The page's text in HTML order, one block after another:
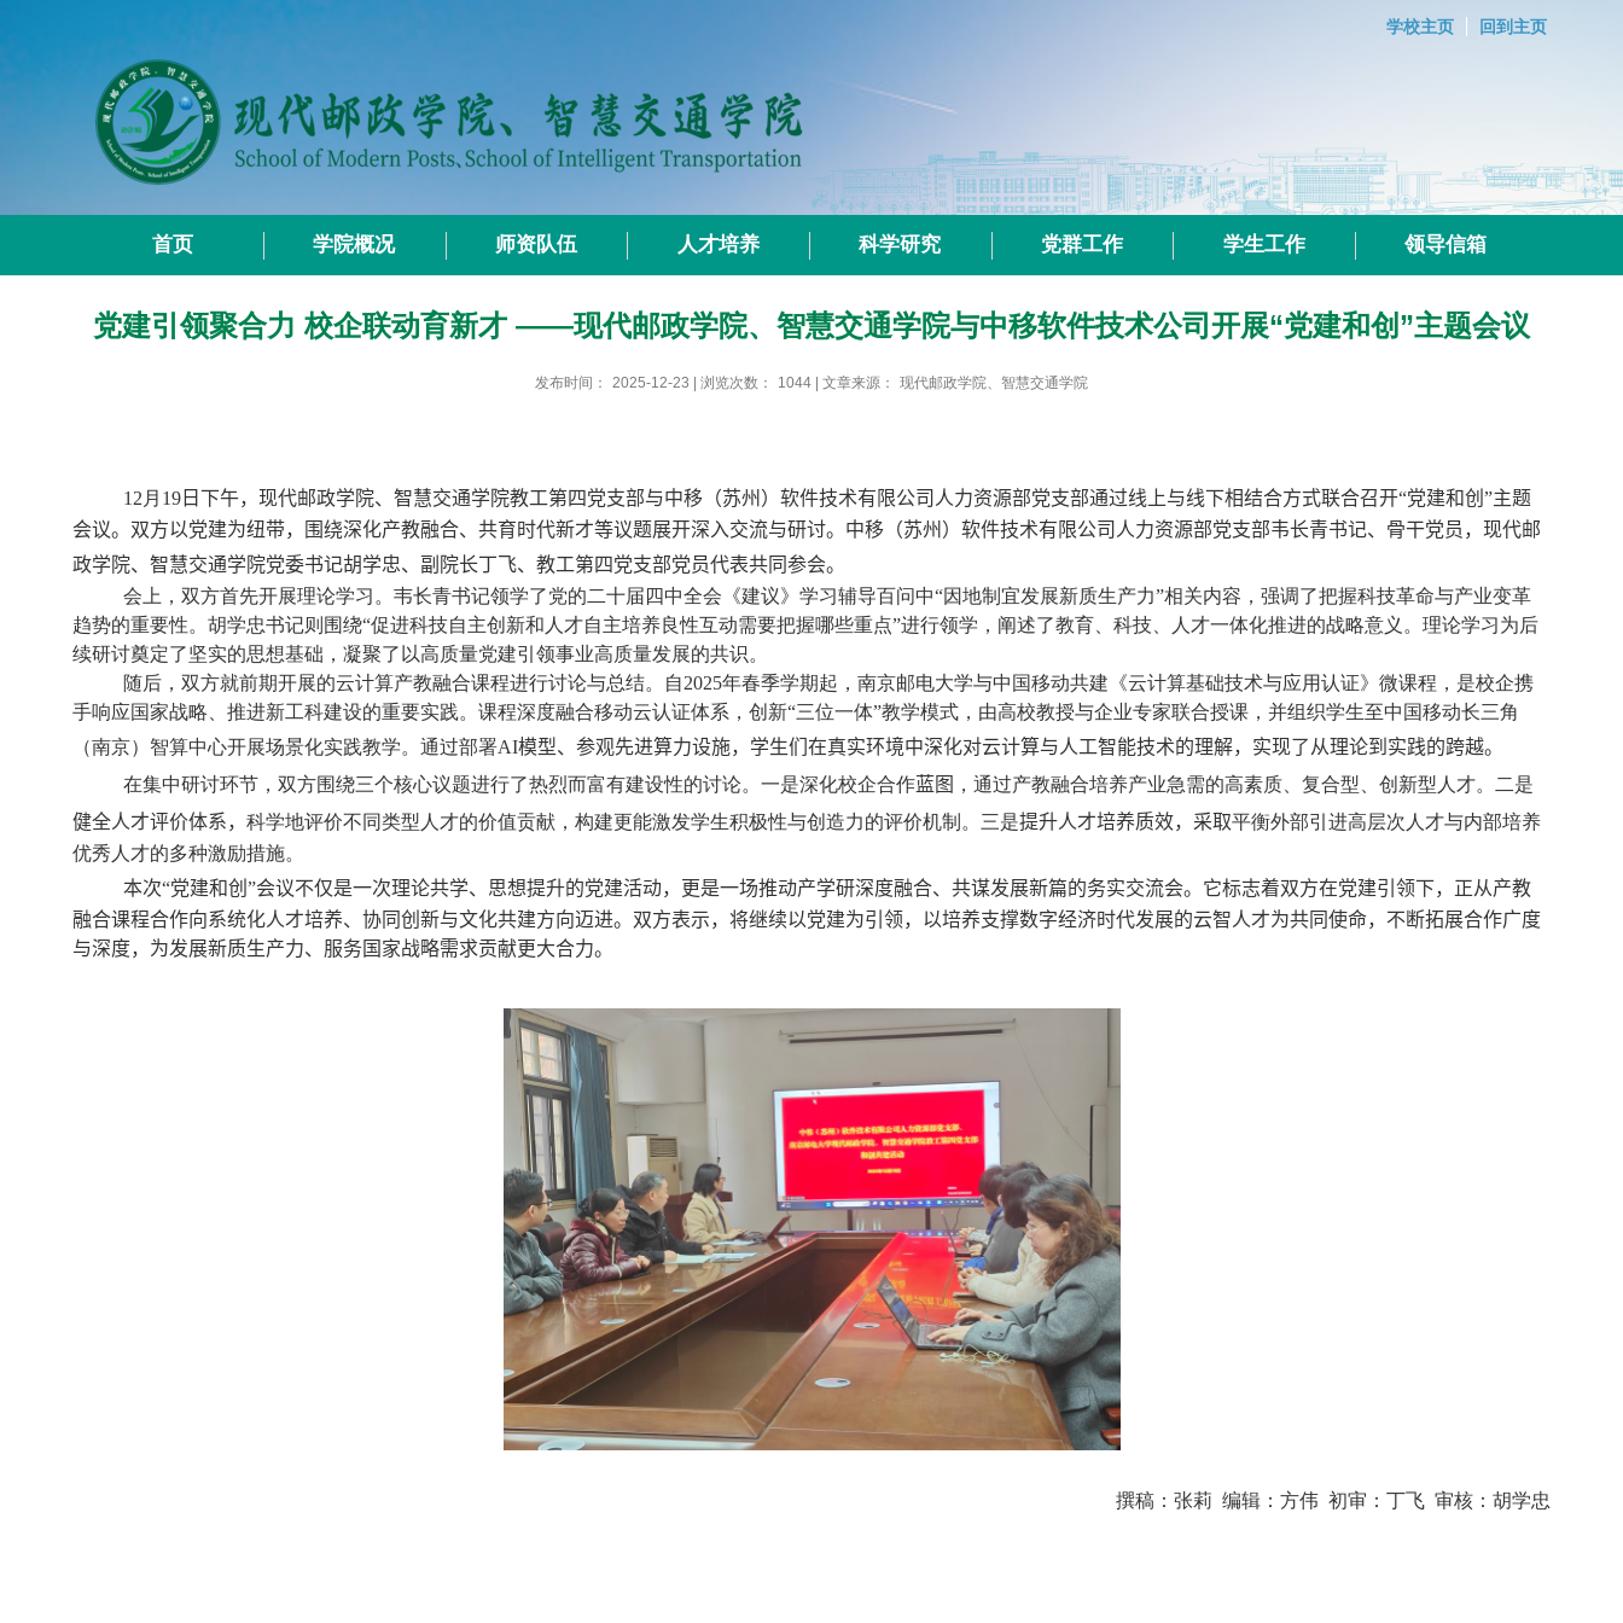
学校主页 回到主页
首页 学院概况 师资队伍 人才培养 科学研究 党群工作 学生工作 领导信箱
党建引领聚合力 校企联动育新才 ——现代邮政学院、智慧交通学院与中移软件技术公司开展“党建和创”主题会议
发布时间： 2025-12-23 | 浏览次数： 1044 | 文章来源： 现代邮政学院、智慧交通学院
12 月 19 日下午，现代邮政学院、智慧交通学院教工第四党支部与中移（苏州）软件技术有限公司人力资源部党支部通过线 上与线下相结合方式联合召开“党建和创”主题
会议。双方以党建为纽带，围绕深化产教融合、共育时代新才等议题展开深入交流与研讨。中移（苏州）软件技术有限公司人力资源部党支部韦长青书记、骨干党员，现代邮
政学院、智慧交通学院党委书记胡学忠、副院长丁飞、教工第四党支部党员代表共同参会。
会上，双方首先开展理论学习。韦长青书记领学了党的二十届四中全会《建议》学习辅导百问中“因地制宜发展新质生产力”相关内容，强调了把握科技革命与产业变革
趋势的重要性。胡学忠书记则围绕“促进科技自主创新和人才自主培养良性互动需要把握哪些重点”进行领学，阐述了教育、科技、人才一体化推进的战略意义。理论学习为后
续研讨奠定了坚实的思想基础，凝聚了以高质量党建引领事业高质量发展的共识。
随后，双方就前期开展的云计算产教融合课程进行讨论与总结。自2025年春季学期起，南京邮电大学与中国移动共建《云计算基础技术与应用认证》微课程，是校企携
手响应国家战略、推进新工科建设的重要实践。课程深度融合移动云认证体系，创新“三位一体”教学模式，由高校教授与企业专家联合授课，并组织学生至中国移动长三角
（南京）智算中心开展场景化实践教学。通过部署AI模型、参观先进算力设施， 学生们在真实环境中深化对云计算与人工智能技术的理解，实现了从理论到实践的跨越。
在集中研讨环节，双方围绕三个核心议题进行了热烈而富有建设性的讨论。一是深化校企合作蓝图 ，通过产教融合培养产业急需的高素质、复合型、创新型人才。二是
健全人才评价体系， 科学地评价不同类型人才的价值贡献，构建更能激发学生积极性与创造力的评价机制。三是提升人才培养质效，采取平衡外部引进高层次人才与内部培养
优秀人才的多种激励措施。
本次“党建和创”会议不仅是一次理论共学、思想提升的党建活动，更是一场推动产学研深度融合、共谋发展新篇的务实交流会。它标志着双方在党建引领下，正从产教
融合课程合作向系统化人才培养、协同创新与文化共建方向迈进。双方表示，将继续以党建为引领，以培养支撑数字经济时代发展的云智人才为共同使命，不断拓展合作广度
与深度，为发展新质生产力、服务国家战略需求贡献更大合力。
撰稿：张莉 编辑：方伟 初审：丁飞 审核：胡学忠